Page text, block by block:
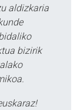
aldizkaria
bizirik